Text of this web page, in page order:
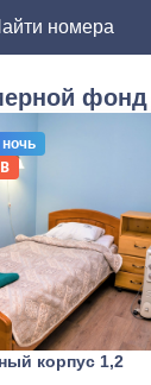
номера
фонд
ночь
корпус 1,2